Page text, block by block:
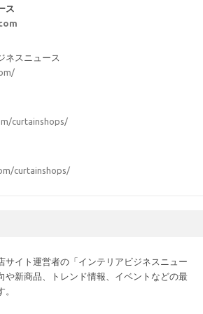
ス
ネスニュース
curtainshops/
curtainshops/
サイト運営者の「インテリアビジネスニュー
や新商品、トレンド情報、イベントなどの最